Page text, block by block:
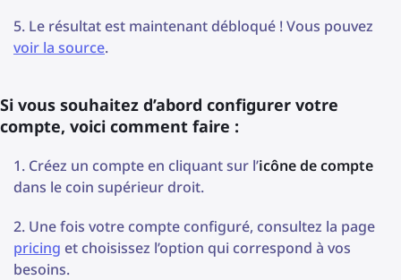
Le résultat est maintenant débloqué ! Vous pouvez
voir la source.
Si vous souhaitez d’abord configurer votre
compte, voici comment faire :
Créez un compte en cliquant sur l’icône de compte
dans le coin supérieur droit.
Une fois votre compte configuré, consultez la page
pricing et choisissez l’option qui correspond à vos
besoins.